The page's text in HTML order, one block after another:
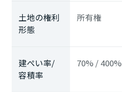
土地の権利
形態
所有権
建ぺい率/
容積率
70% / 400%